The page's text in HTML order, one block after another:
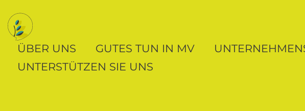
ÜBER UNS GUTES TUN IN MV
UNTERSTÜTZEN SIE UNS